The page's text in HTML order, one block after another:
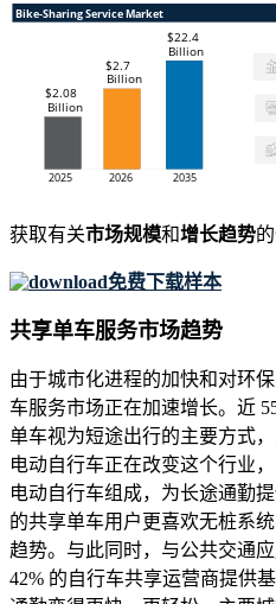
获取有关市场规模和增长趋势
免费下载样本
共享单车服务市场趋势
由于城市化进程的加快和对环
车服务市场正在加速增长。近
单车视为短途出行的主要方式
电动自行车正在改变这个行业
电动自行车组成，为长途通勤
的共享单车用户更喜欢无桩系
趋势。与此同时，与公共交通
42% 的自行车共享运营商提供